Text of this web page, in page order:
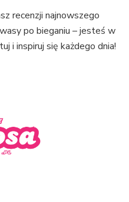
recenzji najnowszego
po bieganiu – jesteś w
i inspiruj się każdego dnia!